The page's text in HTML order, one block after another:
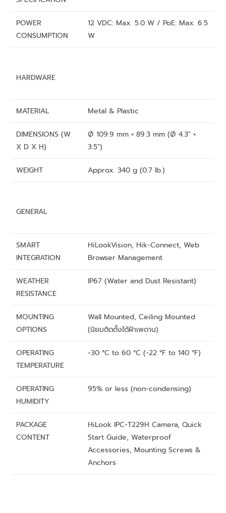
POWER
CONSUMPTION
12 VDC: Max. 5.0 W / PoE: Max. 6.5
W
HARDWARE
MATERIAL Metal & Plastic
DIMENSIONS (W
X D X H)
Ø 109.9 mm × 89.3 mm (Ø 4.3″ ×
3.5″)
WEIGHT Approx. 340 g (0.7 lb.)
GENERAL
SMART
INTEGRATION
HiLookVision, Hik-Connect, Web
Browser Management
WEATHER
RESISTANCE
IP67 (Water and Dust Resistant)
MOUNTING
OPTIONS
Wall Mounted, Ceiling Mounted
(นิยมติดตั้งใต้ฝ้าเพดาน)
OPERATING
TEMPERATURE
-30 °C to 60 °C (-22 °F to 140 °F)
OPERATING
HUMIDITY
95% or less (non-condensing)
PACKAGE
CONTENT
HiLook IPC-T229H Camera, Quick
Start Guide, Waterproof
Accessories, Mounting Screws &
Anchors